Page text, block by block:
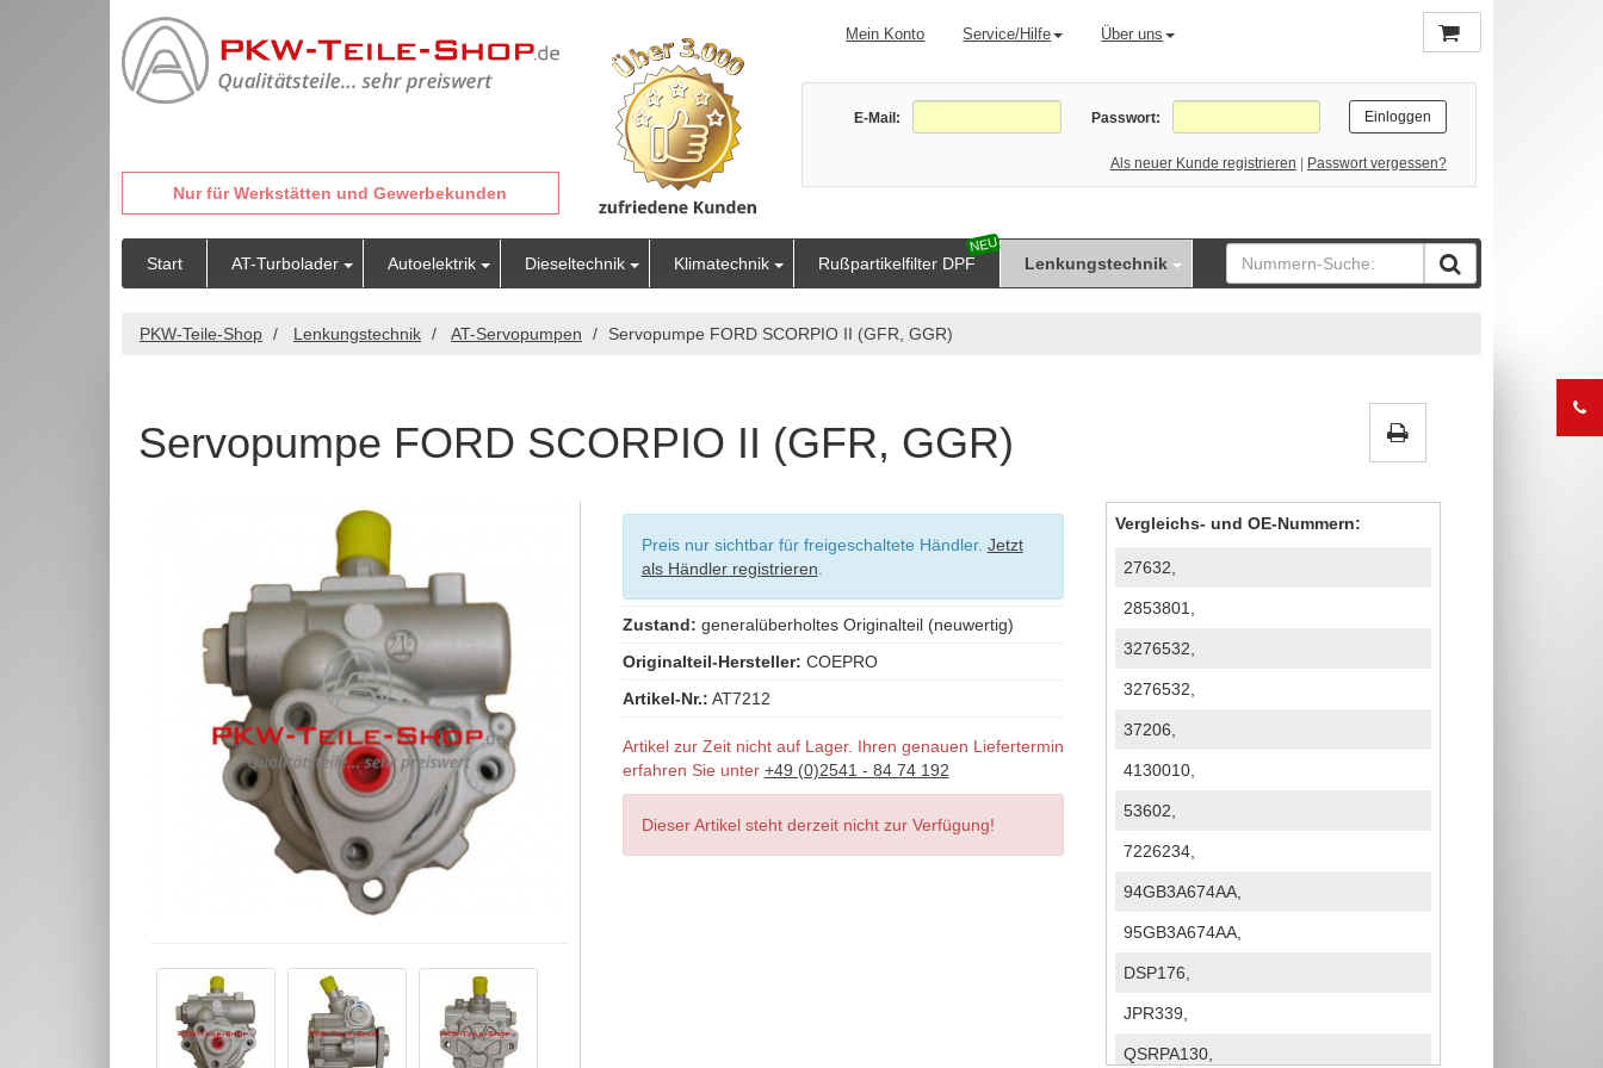
Nur für Werkstätten und Gewerbekunden
Mein Konto Service/Hilfe Über uns
E-Mail: Passwort:
Als neuer Kunde registrieren Passwort vergessen?
Start AT-Turbolader Autoelektrik Dieseltechnik Klimatechnik Rußpartikelfilter DPF Lenkungstechnik
PKW-Teile-Shop Lenkungstechnik AT-Servopumpen Servopumpe FORD SCORPIO II (GFR, GGR)
Servopumpe FORD SCORPIO II (GFR, GGR)
Preis nur sichtbar für freigeschaltete Händler. Jetzt
als Händler registrieren
Zustand: generalüberholtes Originalteil (neuwertig)
Originalteil-Hersteller: COEPRO
Artikel-Nr.: AT7212
Artikel zur Zeit nicht auf Lager. Ihren genauen Liefertermin
erfahren Sie unter +49 (0)2541 - 84 74 192
Dieser Artikel steht derzeit nicht zur Verfügung!
Vergleichs- und OE-Nummern:
27632,
2853801,
3276532,
3276532,
37206,
4130010,
53602,
7226234,
94GB3A674AA,
95GB3A674AA,
DSP176,
JPR339,
QSRPA130,